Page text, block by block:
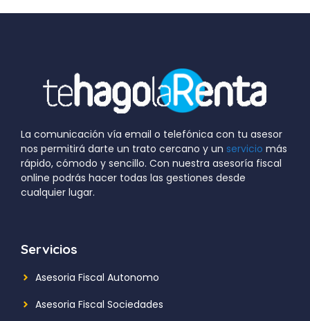
La comunicación vía email o telefónica con tu asesor
nos permitirá darte un trato cercano y un servicio más
rápido, cómodo y sencillo. Con nuestra asesoría fiscal
online podrás hacer todas las gestiones desde
cualquier lugar.
Servicios
Asesoria Fiscal Autonomo
Asesoria Fiscal Sociedades